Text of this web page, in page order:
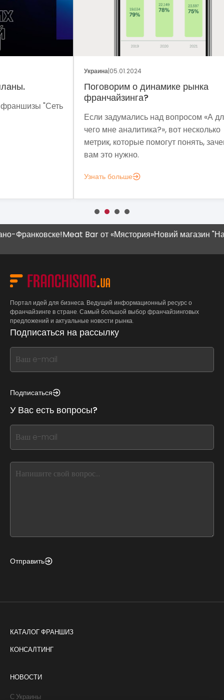
05.01.2024
Поговорим о динамике рынка
франчайзинга?
Если задумались над вопросом «А для
чего мне аналитика?», вот несколько
метрик, которые помогут понять, зачем
вам это нужно.
мы
Meat Bar от «Мястория»Новий магазин "Наш
Портал идей для бизнеса. Ведущий информационный ресурс о
франчайзинге в стране. Самый большой выбор франчайзинговых
предложений и актуальные новости рынка.
Подписаться на рассылку
If
you
this,
this
form
field
blank
Подписаться
У Вас есть вопросы?
If
you
this,
Отправить
КАТАЛОГ ФРАНШИЗ
КОНСАЛТИНГ
НОВОСТИ
С Украины